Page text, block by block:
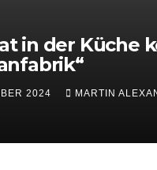
in der Küche
2024 MARTIN